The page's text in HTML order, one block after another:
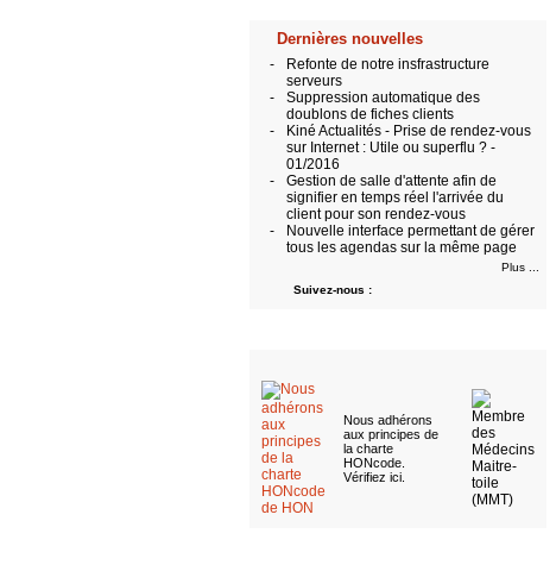
Dernières nouvelles
-
Refonte de notre insfrastructure
serveurs
-
Suppression automatique des
doublons de fiches clients
-
Kiné Actualités - Prise de rendez-vous
sur Internet : Utile ou superflu ? -
01/2016
-
Gestion de salle d'attente afin de
signifier en temps réel l'arrivée du
client pour son rendez-vous
-
Nouvelle interface permettant de gérer
tous les agendas sur la même page
Plus ...
Suivez-nous :
Nous adhérons
aux principes de
la charte
HONcode
Vérifiez ici